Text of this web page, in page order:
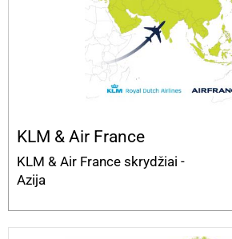
KLM & Air France
KLM & Air France skrydžiai -
Azija